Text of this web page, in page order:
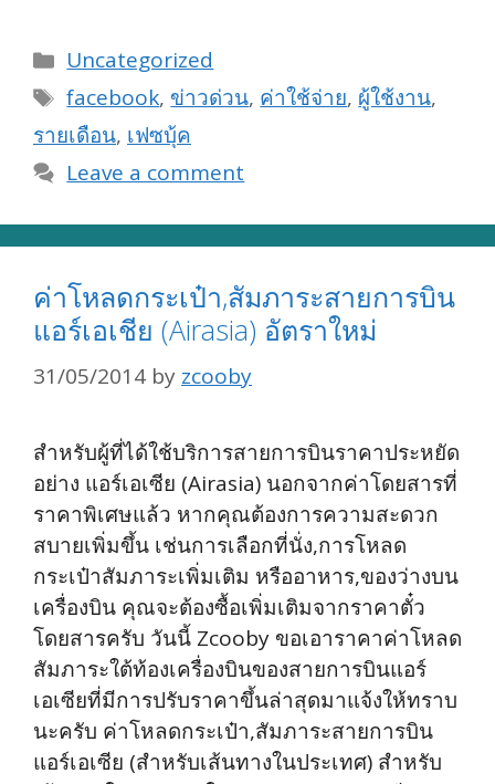
Categories
Uncategorized
Tags
facebook, ข่าวด่วน, ค่าใช้จ่าย, ผู้ใช้งาน,
รายเดือน, เฟซบุ้ค
Leave a comment
ค่าโหลดกระเป๋า,สัมภาระสายการบิน
แอร์เอเชีย (Airasia) อัตราใหม่
31/05/2014 by zcooby
สำหรับผู้ที่ได้ใช้บริการสายการบินราคาประหยัด
อย่าง แอร์เอเซีย (Airasia) นอกจากค่าโดยสารที่
ราคาพิเศษแล้ว หากคุณต้องการความสะดวก
สบายเพิ่มขึ้น เช่นการเลือกที่นั่ง,การโหลด
กระเป๋าสัมภาระเพิ่มเติม หรืออาหาร,ของว่างบน
เครื่องบิน คุณจะต้องซื้อเพิ่มเติมจากราคาตั๋ว
โดยสารครับ วันนี้ Zcooby ขอเอาราคาค่าโหลด
สัมภาระใต้ท้องเครื่องบินของสายการบินแอร์
เอเซียที่มีการปรับราคาขึ้นล่าสุดมาแจ้งให้ทราบ
นะครับ ค่าโหลดกระเป๋า,สัมภาระสายการบิน
แอร์เอเซีย (สำหรับเส้นทางในประเทศ) สำหรับ